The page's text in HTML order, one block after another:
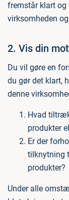
fremstår klart og
virksomheden
2. Vis din
Du vil gøre en
du gør det klart,
denne
Hvad
produkter
Er der
tilknytning
produkter?
Under alle